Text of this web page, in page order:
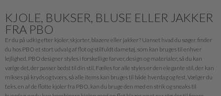
KJOLE, BUKSER, BLUSE ELLER JAKKER
FRA PBO
Er du på udkig efter kjoler, skjorter, blazere eller jakker? Uanset hvad du søger, finder
du hos PBO et stort udvalg af flot og stilfuldt dametøj, som kan bruges til enhver
lejlighed. PBO designer styles i forskellige farver, design og materialer, så du kan
vælge det, der passer bedst til din stil. Fælles for alle styles er den elegante stil, der kan
mikses på kryds og tværs, så alle items kan bruges til både hverdag og fest. Vælger du
f.eks. en af de flotte kjoler fra PBO, kan du bruge den med en strik og sneaks til